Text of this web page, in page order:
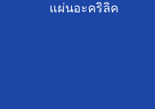
แผ่นอะคริลิค